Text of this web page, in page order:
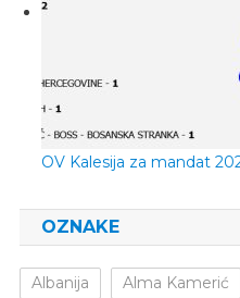
OV Kalesija za mandat
OZNAKE
Albanija Alma Kamerić